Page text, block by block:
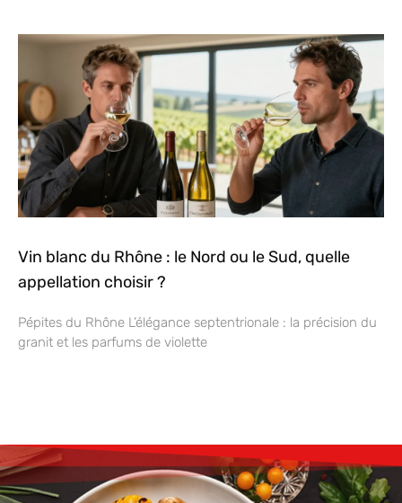
Vin blanc du Rhône : le Nord ou le Sud, quelle
appellation choisir ?
Pépites du Rhône L’élégance septentrionale : la précision du
granit et les parfums de violette